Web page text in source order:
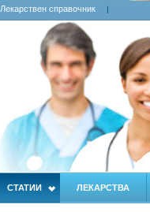
Лекарствен справочник
СТАТИИ ЛЕКАРСТВА